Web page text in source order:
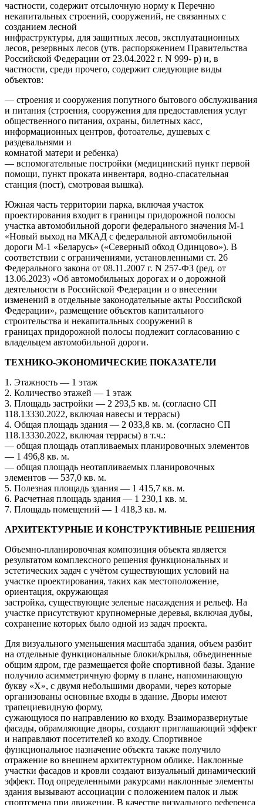
частности, содержит отсылочную норму к Перечню
некапитальных строений, сооружений, не связанных с
созданием лесной
инфраструктуры, для защитных лесов, эксплуатационных
лесов, резервных лесов (утв. распоряжением Правительства
Российской Федерации от 23.04.2022 г. N 999- р) и, в
частности, среди прочего, содержит следующие виды
объектов:
— строения и сооружения попутного бытового обслуживания
и питания (строения, сооружения для предоставления услуг
общественного питания, охраны, билетных касс,
информационных центров, фотоателье, душевых с
раздевальнями и
комнатой матери и ребенка)
— вспомогательные постройки (медицинский пункт первой
помощи, пункт проката инвентаря, водно-спасательная
станция (пост), смотровая вышка).
Южная часть территории парка, включая участок
проектирования входит в границы придорожной полосы
участка автомобильной дороги федерального значения М-1
«Новый выход на МКАД с федеральной автомобильной
дороги М-1 «Беларусь» («Северный обход Одинцово»). В
соответствии с ограничениями, установленными ст. 26
Федерального закона от 08.11.2007 г. N 257-ФЗ (ред. от
13.06.2023) «Об автомобильных дорогах и о дорожной
деятельности в Российской Федерации и о внесении
изменений в отдельные законодательные акты Российской
Федерации», размещение объектов капитального
строительства и некапитальных сооружений в
границах придорожной полосы подлежит согласованию с
владельцем автомобильной дороги.
ТЕХНИКО-ЭКОНОМИЧЕСКИЕ ПОКАЗАТЕЛИ
1. Этажность — 1 этаж
2. Количество этажей — 1 этаж
3. Площадь застройки — 2 293,5 кв. м. (согласно СП
118.13330.2022, включая навесы и террасы)
4. Общая площадь здания — 2 033,8 кв. м. (согласно СП
118.13330.2022, включая террасы) в т.ч.:
— общая площадь отапливаемых планировочных элементов
— 1 496,8 кв. м.
— общая площадь неотапливаемых планировочных
элементов — 537,0 кв. м.
5. Полезная площадь здания — 1 415,7 кв. м.
6. Расчетная площадь здания — 1 230,1 кв. м.
7. Площадь помещений — 1 418,3 кв. м.
АРХИТЕКТУРНЫЕ И КОНСТРУКТИВНЫЕ РЕШЕНИЯ
Объемно-планировочная композиция объекта является
результатом комплексного решения функциональных и
эстетических задач с учётом существующих условий на
участке проектирования, таких как местоположение,
ориентация, окружающая
застройка, существующие зеленые насаждения и рельеф. На
участке присутствуют крупномерные деревья, включая дубы,
сохранение которых было одной из задач проекта.
Для визуального уменьшения масштаба здания, объем разбит
на отдельные функциональные блоки/крылья, объединенные
общим ядром, где размещается фойе спортивной базы. Здание
получило асимметричную форму в плане, напоминающую
букву «Х», с двумя небольшими дворами, через которые
организованы основные входы в здание. Дворы имеют
трапециевидную форму,
сужающуюся по направлению ко входу. Взаиморазвернутые
фасады, обрамляющие дворы, создают приглашающий эффект
и направляют посетителей ко входу. Спортивное
функциональное назначение объекта также получило
отражение во внешнем архитектурном облике. Наклонные
участки фасадов и кровли создают визуальный динамический
эффект. Под определенными ракурсами наклонные элементы
здания вызывают ассоциации с положением палок и лыж
спортсмена при движении. В качестве визуального референса